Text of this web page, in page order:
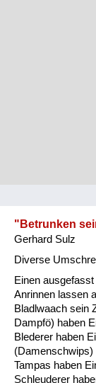
"Betrunken
Gerhard Sulz
Diverse
Einen
Anrinnen lassen
Bladlwaach sein
Dampfö) haben
Blederer haben
(Damenschwips)
Tampas haben
Schleuderer